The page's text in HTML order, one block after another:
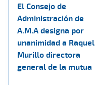
El Consejo de
Administración de
A.M.A designa por
unanimidad a Raquel
Murillo directora
general de la mutua